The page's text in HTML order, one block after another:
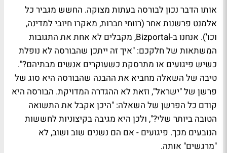
אותו הדבר נכון לבורסה בעתות מצוקה. החשש מגביר כל
אלמנט פרשנות אחר (רווחי חברות, מאקרו חיובי למדינה,
וכו'). אנחנו ב-Bizportal, מקבלים לא אחת את התגובות
המשתאות של חלקכם: "איך זה ייתכן שהבורסה לא נופלת
כשיש פיגועים או מתרסקת כשעוקרים אנשים מבתיהם?".
טיבה של השאלה מחביא את ההבנה שהבורסה היא סוג של
פרשן של "ישראל", וזאת לא ההגדרה המדויקת. הבורסה היא
קודם כל הפרשן של השאלה: "היכן אקבל את התשואה
הטובה ביותר שלי?", ולכן היא מגיבה בקיצוניות לחששות
הנובעים מכך. פיגועים - אם הם נשנים שוב ושוב, לא
"מרגשים" אותה.